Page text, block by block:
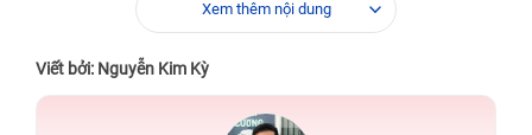
Xem thêm nội dung
Viết bởi: Nguyễn Kim Kỳ